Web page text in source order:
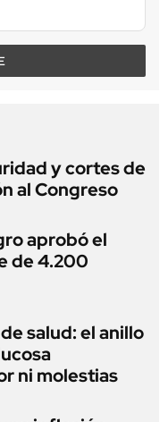
y cortes de
al Congreso
aprobó el
de 4.200
salud: el anillo
ni molestias